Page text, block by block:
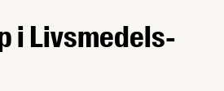
i Livsmedels­